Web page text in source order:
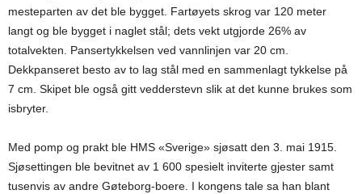
mesteparten av det ble bygget. Fartøyets skrog var 120 meter
langt og ble bygget i naglet stål; dets vekt utgjorde 26% av
totalvekten. Pansertykkelsen ved vannlinjen var 20 cm.
Dekkpanseret besto av to lag stål med en sammenlagt tykkelse på
7 cm. Skipet ble også gitt vedderstevn slik at det kunne brukes som
isbryter.
Med pomp og prakt ble HMS «Sverige» sjøsatt den 3. mai 1915.
Sjøsettingen ble bevitnet av 1 600 spesielt inviterte gjester samt
tusenvis av andre Gøteborg-boere. I kongens tale sa han blant